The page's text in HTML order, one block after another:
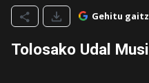
Gehitu
Tolosako Udal